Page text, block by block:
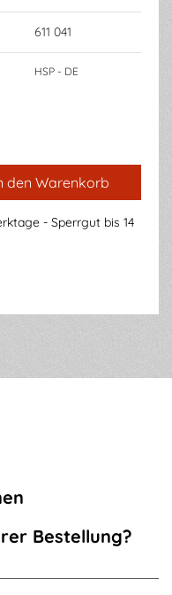
611 041
HSP - DE
den Warenkorb
- Sperrgut bis 14
Bestellung?